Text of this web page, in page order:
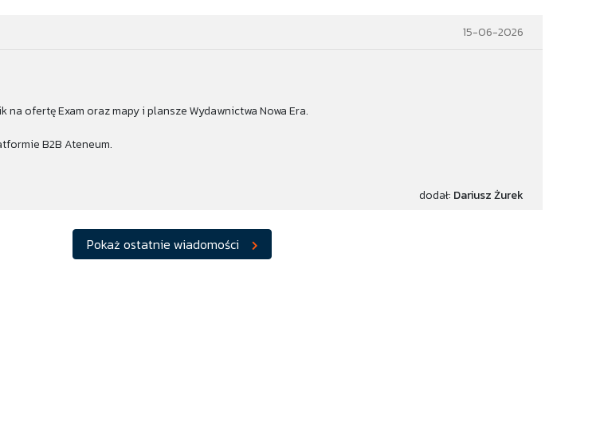
15-06-2026
na ofertę Exam oraz mapy i plansze Wydawnictwa Nowa Era.
B2B Ateneum.
dodał: Dariusz Żurek
Pokaż ostatnie wiadomości